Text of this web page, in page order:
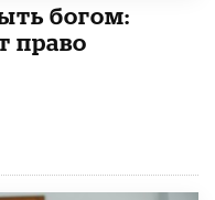
богом:
право